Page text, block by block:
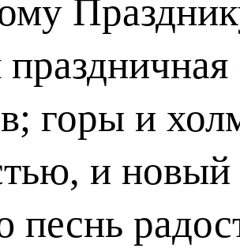
горы и
и новый
песнь